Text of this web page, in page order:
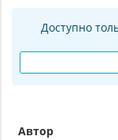
Доступно
Автор